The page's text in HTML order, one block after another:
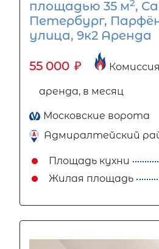
площадью 35 м2,
Петербург,
улица, 9к2 Аренда
55 000 ₽
аренда, в месяц
Московские ворота
Адмиралтейский
Площадь кухни
Жилая площадь